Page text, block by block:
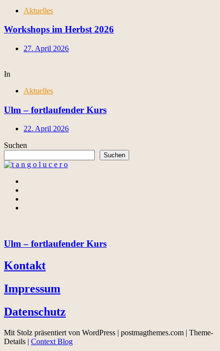
Aktuelles
Workshops im Herbst 2026
27. April 2026
In
Aktuelles
Ulm – fortlaufender Kurs
22. April 2026
Suchen
Suchen
Ulm – fortlaufender Kurs
Kontakt
Impressum
Datenschutz
Mit Stolz präsentiert von WordPress | postmagthemes.com | Theme-
Details | Context Blog